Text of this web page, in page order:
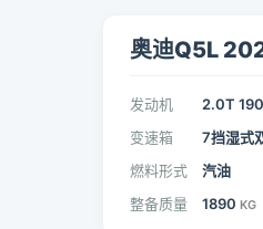
奥迪Q5L
发动机 2.0T
变速箱
7挡湿式
燃料形式
汽油
整备质量 1890 KG